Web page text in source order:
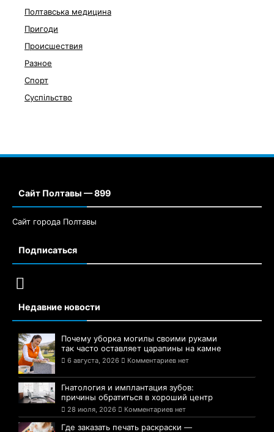
Полтавська медицина
Пригоди
Происшествия
Разное
Спорт
Суспільство
Сайт Полтавы — 899
Сайт города Полтавы
Подписаться
Недавние новости
Почему уборка могилы своими руками
так часто оставляет царапины на камне
6 августа, 2026 Комментариев нет
Гнатология и имплантация зубов:
причины обратиться в хороший центр
28 июля, 2026 Комментариев нет
Где заказать печать раскраски —